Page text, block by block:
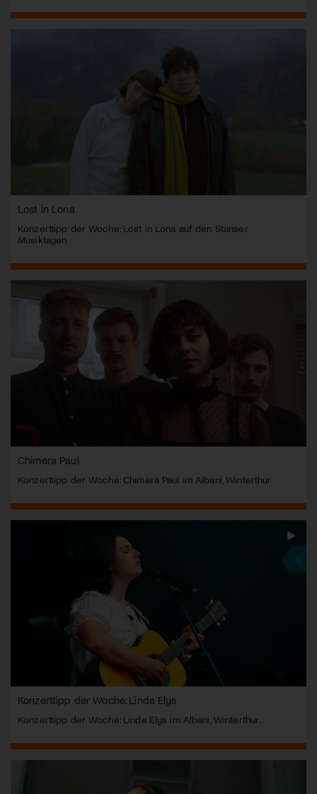
Lost in Lona
Konzerttipp der Woche: Lost in Lona auf den Stanser
Musiktagen
Chimera Paul
Konzerttipp der Woche: Chimera Paul im Albani, Winterthur
Konzerttipp der Woche: Linda Elys
Konzerttipp der Woche: Linda Elys im Albani, Winterthur.